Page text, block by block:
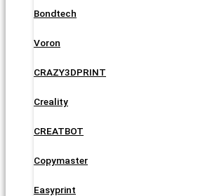
Bondtech
Voron
CRAZY3DPRINT
Creality
CREATBOT
Copymaster
Easyprint